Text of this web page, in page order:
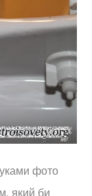
фото
який би